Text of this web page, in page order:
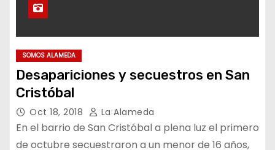
SOMOS ALAMEDA
Desapariciones y secuestros en San
Cristóbal
Oct 18, 2018 La Alameda
En el barrio de San Cristóbal a plena luz el primero
de octubre secuestraron a un menor de 16 años,